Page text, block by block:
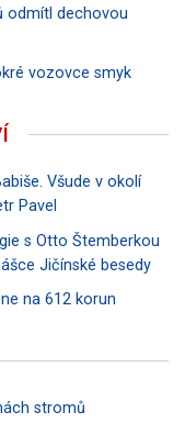
odmítl dechovou
vozovce smyk
Všude v okolí
Pavel
s Otto Štemberkou
Jičínské besedy
na 612 korun
stromů